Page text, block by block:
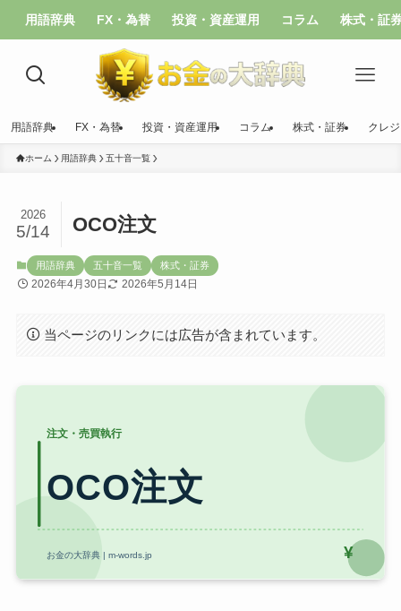
用語辞典 FX・為替 投資・資産運用 コラム 株式・証
用語辞典 FX・為替 投資・資産運用 コラム 株式・証券 クレ
ホーム 用語辞典 五十音一覧
OCO注文
2026
5/14
用語辞典 五十音一覧 株式・証券
2026年4月30日 2026年5月14日
当ページのリンクには広告が含まれています。